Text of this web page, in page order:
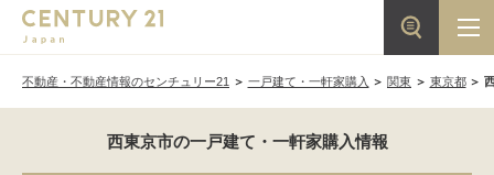
不動産・不動産情報のセンチュリー21 一戸建て・一軒家購入 関東 東京都
西東京市の一戸建て・一軒家購入情報